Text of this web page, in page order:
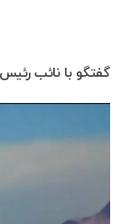
گفتگو با نائب رئیس